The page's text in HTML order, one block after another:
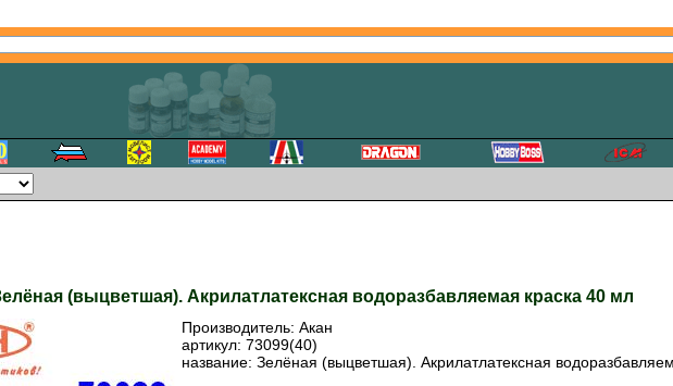
(выцветшая). Акрилатлатексная водоразбавляемая краска 40 мл
Производитель: Акан
артикул: 73099(40)
название: Зелёная (выцветшая). Акрилатлатексная